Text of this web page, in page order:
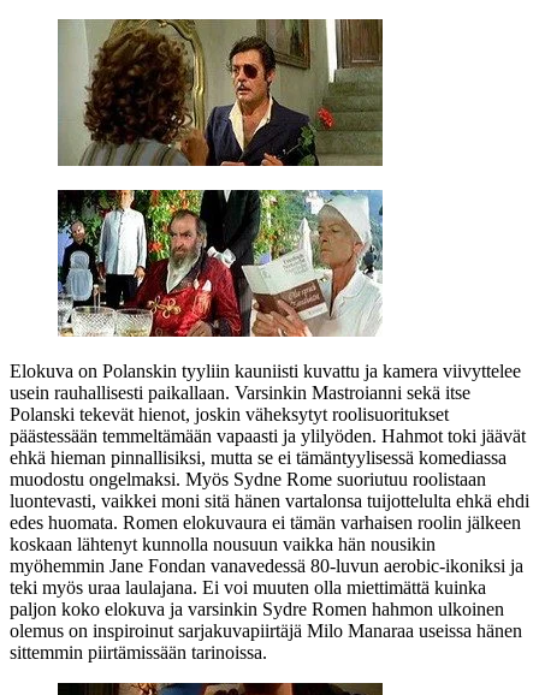
Elokuva on Polanskin tyyliin kauniisti kuvattu ja kamera viivyttelee
usein rauhallisesti paikallaan. Varsinkin Mastroianni sekä itse
Polanski tekevät hienot, joskin väheksytyt roolisuoritukset
päästessään temmeltämään vapaasti ja ylilyöden. Hahmot toki jäävät
ehkä hieman pinnallisiksi, mutta se ei tämäntyylisessä komediassa
muodostu ongelmaksi. Myös Sydne Rome suoriutuu roolistaan
luontevasti, vaikkei moni sitä hänen vartalonsa tuijottelulta ehkä ehdi
edes huomata. Romen elokuvaura ei tämän varhaisen roolin jälkeen
koskaan lähtenyt kunnolla nousuun vaikka hän nousikin
myöhemmin Jane Fondan vanavedessä 80‑luvun aerobic-ikoniksi ja
teki myös uraa laulajana. Ei voi muuten olla miettimättä kuinka
paljon koko elokuva ja varsinkin Sydre Romen hahmon ulkoinen
olemus on inspiroinut sarjakuvapiirtäjä Milo Manaraa useissa hänen
sittemmin piirtämissään tarinoissa.